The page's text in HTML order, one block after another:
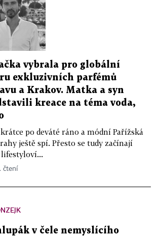
vybrala pro globální
exkluzivních parfémů
a Krakov. Matka a syn
kreace na téma voda,
po deváté ráno a módní Pařížská
ještě spí. Přesto se tudy začínají
čtení
v čele nemyslícího